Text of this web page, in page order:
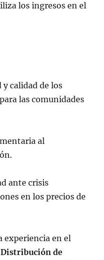
los ingresos en el
calidad de los
las comunidades
al
ante crisis
en los precios de
experiencia en el
de